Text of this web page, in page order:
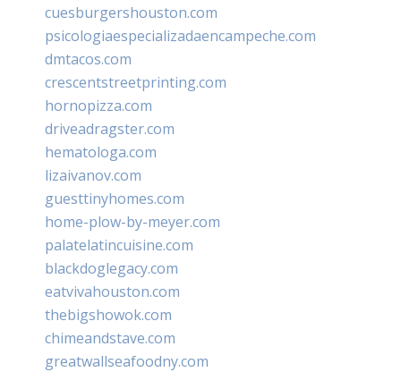
cuesburgershouston.com
psicologiaespecializadaencampeche.com
dmtacos.com
crescentstreetprinting.com
hornopizza.com
driveadragster.com
hematologa.com
lizaivanov.com
guesttinyhomes.com
home-plow-by-meyer.com
palatelatincuisine.com
blackdoglegacy.com
eatvivahouston.com
thebigshowok.com
chimeandstave.com
greatwallseafoodny.com